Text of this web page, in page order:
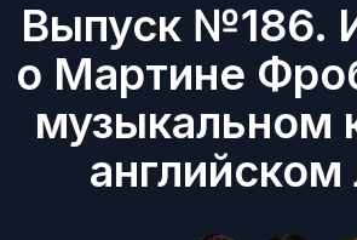
Выпуск №186.
о Мартине
музыкальном
английском